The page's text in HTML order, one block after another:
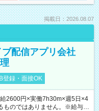
掲載日：2026.08.07
配信アプリ会社
登録・面接OK
2600円×実働7h30m×週5日×4
のではありません。※給与即